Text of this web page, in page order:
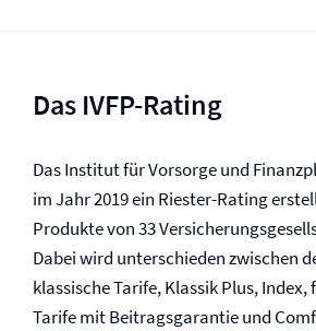
Das IVFP-Rating
Das Institut für Vorsorge und
im Jahr 2019 ein Riester-Rating
Produkte von 33
Dabei wird unterschieden zwischen
klassische Tarife, Klassik Plus,
Tarife mit Beitragsgarantie und